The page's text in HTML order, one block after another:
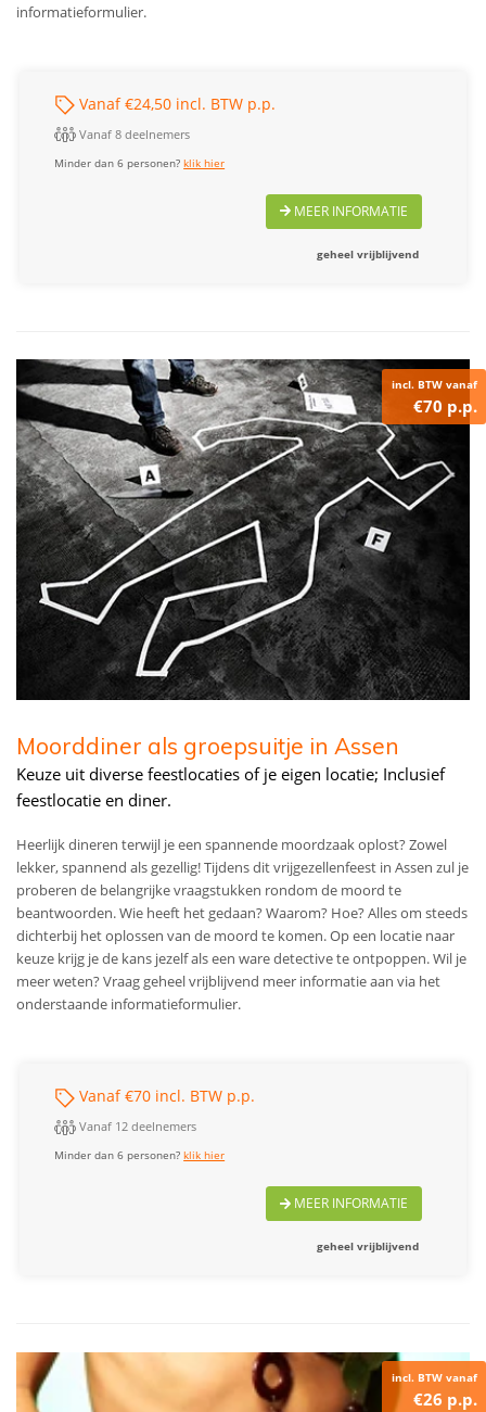
informatieformulier.
Vanaf €24,50 incl. BTW p.p.
Vanaf 8 deelnemers
Minder dan 6 personen?klik hier
MEER INFORMATIE
geheel vrijblijvend
incl. BTW vanaf
€70 p.p.
Moorddiner als groepsuitje in Assen
Keuze uit diverse feestlocaties of je eigen locatie; Inclusief
feestlocatie en diner.
Heerlijk dineren terwijl je een spannende moordzaak oplost? Zowel
lekker, spannend als gezellig! Tijdens dit vrijgezellenfeest in Assen zul je
proberen de belangrijke vraagstukken rondom de moord te
beantwoorden. Wie heeft het gedaan? Waarom? Hoe? Alles om steeds
dichterbij het oplossen van de moord te komen. Op een locatie naar
keuze krijg je de kans jezelf als een ware detective te ontpoppen. Wil je
meer weten? Vraag geheel vrijblijvend meer informatie aan via het
onderstaande informatieformulier.
Vanaf €70 incl. BTW p.p.
Vanaf 12 deelnemers
Minder dan 6 personen?klik hier
MEER INFORMATIE
geheel vrijblijvend
incl. BTW vanaf
€26 p.p.